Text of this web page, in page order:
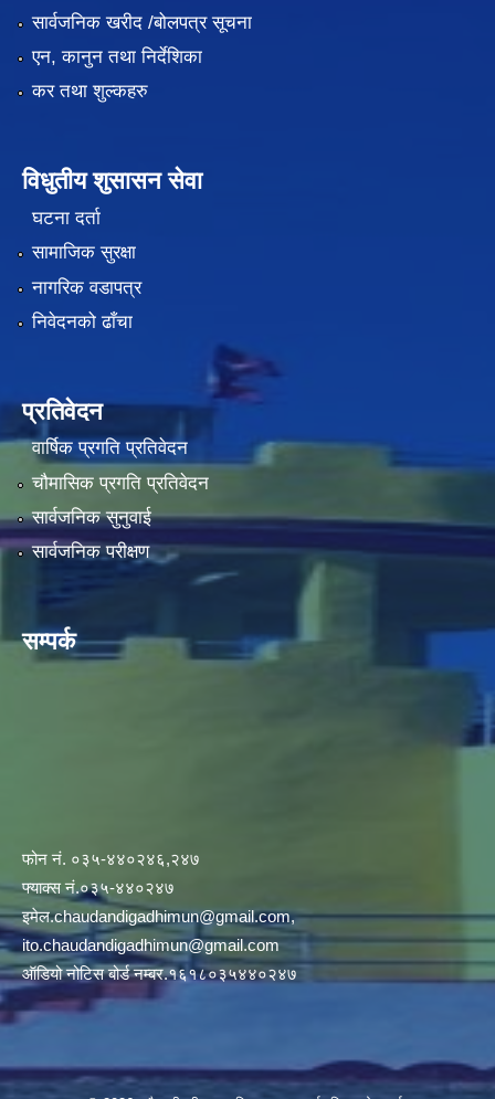
सार्वजनिक खरीद /बोलपत्र सूचना
एन, कानुन तथा निर्देशिका
कर तथा शुल्कहरु
विधुतीय शुसासन सेवा
घटना दर्ता
सामाजिक सुरक्षा
नागरिक वडापत्र
निवेदनको ढाँचा
प्रतिवेदन
वार्षिक प्रगति प्रतिवेदन
चौमासिक प्रगति प्रतिवेदन
सार्वजनिक सुनुवाई
सार्वजनिक परीक्षण
सम्पर्क
फोन नं. ०३५-४४०२४६,२४७
फ्याक्स नं.०३५-४४०२४७
इमेल.chaudandigadhimun@gmail.com,
ito.chaudandigadhimun@gmail.com
ऑडियो नोटिस बोर्ड नम्बर.१६१८०३५४४०२४७